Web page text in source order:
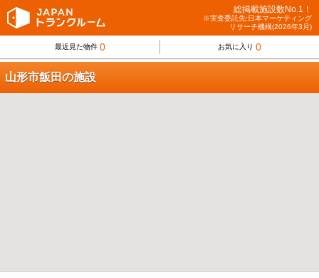
総掲載施設数No.1！
※実査委託先:日本マーケティング
リサーチ機構(2026年3月)
最近見た物件 0 お気に入り 0
山形市飯田の施設